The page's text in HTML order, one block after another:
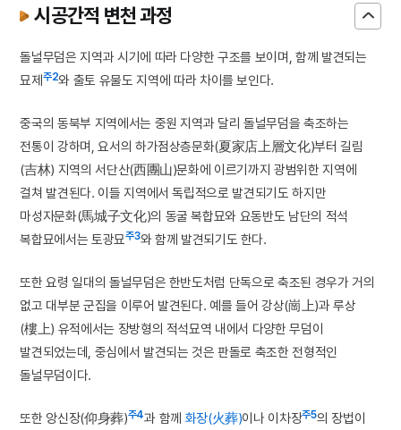
시공간적 변천 과정
돌널무덤은 지역과 시기에 따라 다양한 구조를 보이며, 함께 발견되는
묘제주2와 출토 유물도 지역에 따라 차이를 보인다.
중국의 동북부 지역에서는 중원 지역과 달리 돌널무덤을 축조하는
전통이 강하며, 요서의 하가점상층문화(夏家店上層文化)부터 길림
(吉林) 지역의 서단산(西團山)문화에 이르기까지 광범위한 지역에
걸쳐 발견된다. 이들 지역에서 독립적으로 발견되기도 하지만
마성자문화(馬城子文化)의 동굴 복합묘와 요동반도 남단의 적석
복합묘에서는 토광묘주3와 함께 발견되기도 한다.
또한 요령 일대의 돌널무덤은 한반도처럼 단독으로 축조된 경우가 거의
없고 대부분 군집을 이루어 발견된다. 예를 들어 강상(崗上)과 루상
(樓上) 유적에서는 장방형의 적석묘역 내에서 다양한 무덤이
발견되었는데, 중심에서 발견되는 것은 판돌로 축조한 전형적인
돌널무덤이다.
또한 앙신장(仰身葬)주4과 함께 화장(火葬)이나 이차장주5의 장법이